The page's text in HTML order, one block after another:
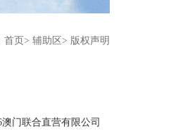
首页 > 辅助区> 版权声明
门联合直营有限公司